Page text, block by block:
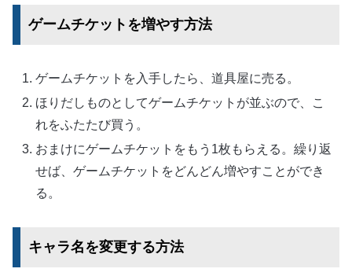
ゲームチケットを増やす方法
ゲームチケットを入手したら、道具屋に売る。
ほりだしものとしてゲームチケットが並ぶので、こ
れをふたたび買う。
おまけにゲームチケットをもう1枚もらえる。繰り返
せば、ゲームチケットをどんどん増やすことができ
る。
キャラ名を変更する方法